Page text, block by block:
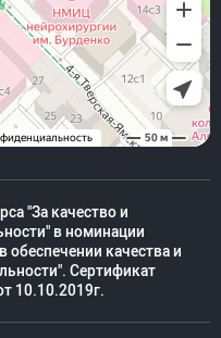
"За качество и
в номинации
качества и
Сертификат
10.10.2019г.